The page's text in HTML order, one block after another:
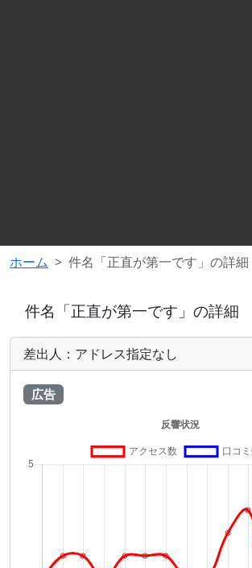
ホーム 件名「正直が第一です」の詳細
件名「正直が第一です」の詳細
差出人：アドレス指定なし
広告